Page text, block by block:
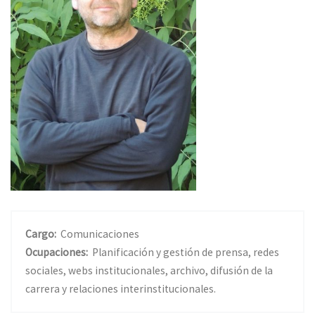
Cargo: Comunicaciones
Ocupaciones: Planificación y gestión de prensa, redes
sociales, webs institucionales, archivo, difusión de la
carrera y relaciones interinstitucionales.